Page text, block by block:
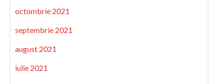
octombrie 2021
septembrie 2021
august 2021
iulie 2021